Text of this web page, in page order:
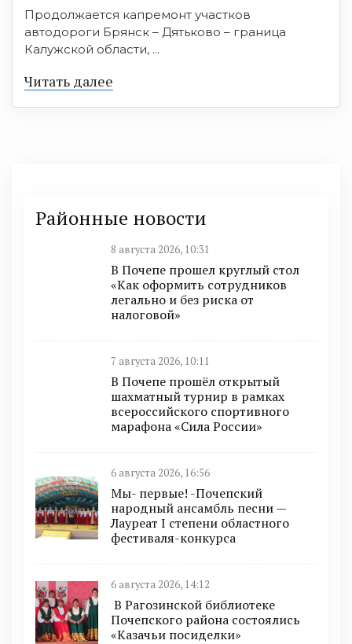
Продолжается капремонт участков
автодороги Брянск – Дятьково – граница
Калужской области, ...
Читать далее
Районные новости
8 августа 2026, 10:31
В Почепе прошел круглый стол
«Как оформить сотрудников
легально и без риска от
налоговой»
7 августа 2026, 10:11
В Почепе прошёл открытый
шахматный турнир в рамках
всероссийского спортивного
марафона «Сила России»
6 августа 2026, 16:56
Мы- первые! -Почепский
народный ансамбль песни —
Лауреат I степени областного
фестиваля-конкурса
6 августа 2026, 14:12
В Рагозинской библиотеке
Почепского района состоялись
«Казачьи посиделки»